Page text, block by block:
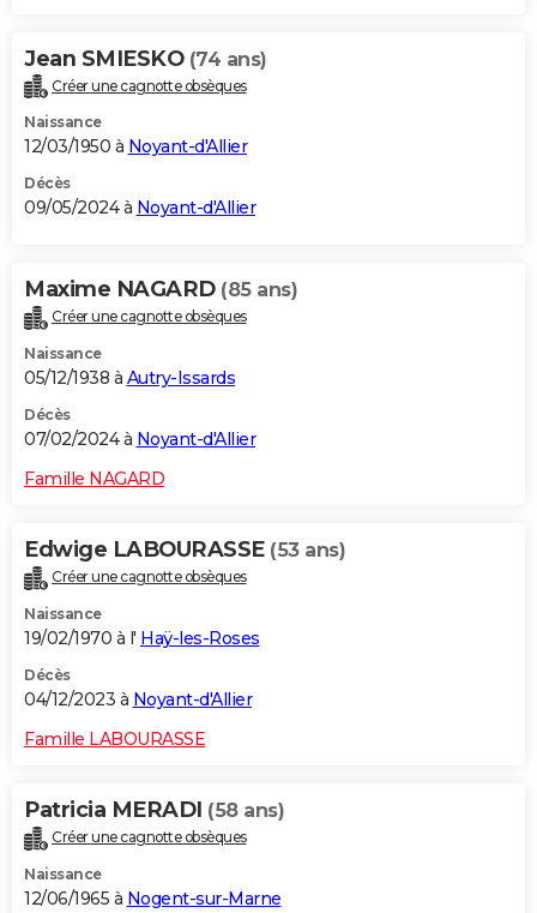
Jean SMIESKO (74 ans)
Créer une cagnotte obsèques
Naissance
12/03/1950 à Noyant-d'Allier
Décès
09/05/2024 à Noyant-d'Allier
Maxime NAGARD (85 ans)
Créer une cagnotte obsèques
Naissance
05/12/1938 à Autry-Issards
Décès
07/02/2024 à Noyant-d'Allier
Famille NAGARD
Edwige LABOURASSE (53 ans)
Créer une cagnotte obsèques
Naissance
19/02/1970 à l' Haÿ-les-Roses
Décès
04/12/2023 à Noyant-d'Allier
Famille LABOURASSE
Patricia MERADI (58 ans)
Créer une cagnotte obsèques
Naissance
12/06/1965 à Nogent-sur-Marne